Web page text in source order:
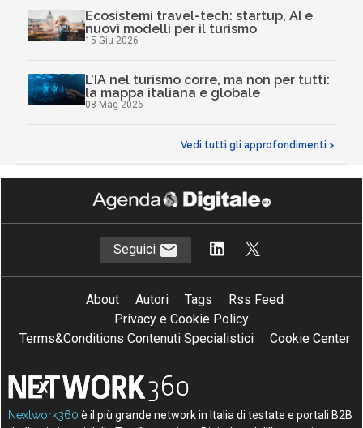
Ecosistemi travel-tech: startup, AI e
nuovi modelli per il turismo
15 Giu 2026
L’IA nel turismo corre, ma non per tutti:
la mappa italiana e globale
08 Mag 2026
Vedi tutti gli approfondimenti >
Seguici
About Autori Tags
Rss Feed
Privacy e Cookie Policy
Terms&Conditions Contenuti Specialistici
Cookie Center
Nextwork360 è il più grande network in Italia di testate e portali B2B